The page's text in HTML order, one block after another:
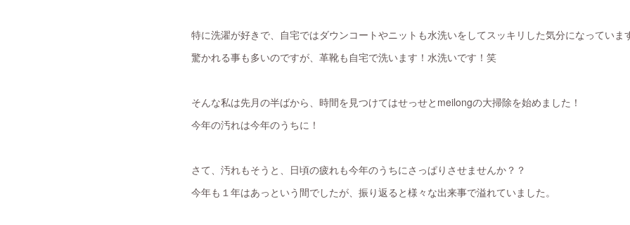
特に洗濯が好きで、自宅ではダウンコートやニットも水洗いをしてスッキリした気分になっていま
驚かれる事も多いのですが、革靴も自宅で洗います！水洗いです！笑
そんな私は先月の半ばから、時間を見つけてはせっせとmeilongの大掃除を始めました！
今年の汚れは今年のうちに！
さて、汚れもそうと、日頃の疲れも今年のうちにさっぱりさせませんか？？
今年も１年はあっという間でしたが、振り返ると様々な出来事で溢れていました。